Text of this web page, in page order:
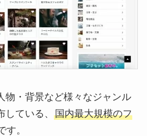
物・背景など様々なジャンル
ている、 国内最大規模のフ
す。